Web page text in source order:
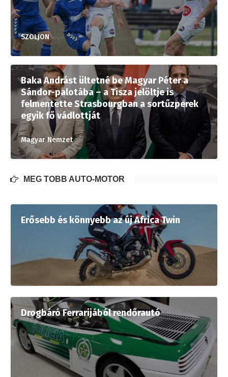
SZOLJON
Baka Andrást ültetné be Magyar Péter a
Sándor-palotába – a Tisza jelöltje is
felmentette Strasbourgban a sortűzperek
egyik fő vádlottját
Magyar Nemzet
MÉG TÖBB AUTÓ-MOTOR
Erősebb és könnyebb az új Africa Twin
Drogbáró Ferrarijából rendőrautó